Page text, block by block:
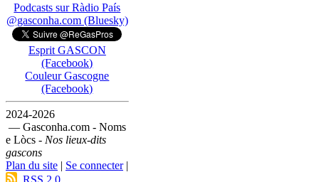
Podcasts sur Ràdio País
@gasconha.com (Bluesky)
Esprit GASCON
(Facebook)
Couleur Gascogne
(Facebook)
2024-2026
— Gasconha.com - Noms
e Lòcs - Nos lieux-dits
gascons
Plan du site | Se connecter|
RSS 2.0